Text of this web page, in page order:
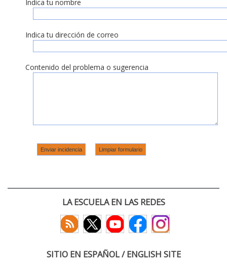
Indica tu nombre
Indica tu dirección de correo
Contenido del problema o sugerencia
LA ESCUELA EN LAS REDES
SITIO EN ESPAÑOL / ENGLISH SITE